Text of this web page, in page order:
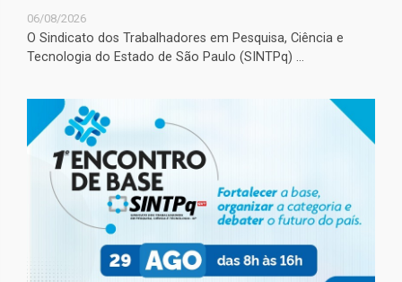
06/08/2026
O Sindicato dos Trabalhadores em Pesquisa, Ciência e
Tecnologia do Estado de São Paulo (SINTPq) ...